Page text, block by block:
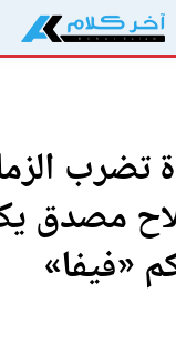
تضرب
مصدق
«فيفا»